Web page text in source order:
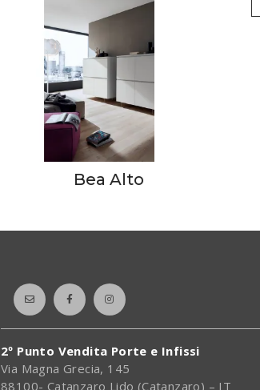
Bea Alto
2º Punto Vendita Porte e Infissi
Via Magna Grecia, 145
88100- Catanzaro Lido (Catanzaro) – IT